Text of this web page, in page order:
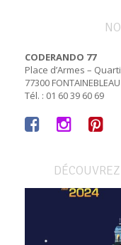
CODERANDO 77
Place d’Armes –
77300 FONTAINEBLEAU
Tél. : 01 60 39 60 69